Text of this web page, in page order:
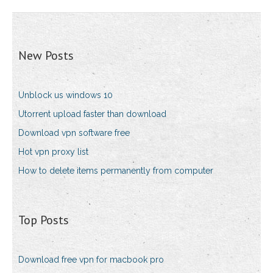
New Posts
Unblock us windows 10
Utorrent upload faster than download
Download vpn software free
Hot vpn proxy list
How to delete items permanently from computer
Top Posts
Download free vpn for macbook pro